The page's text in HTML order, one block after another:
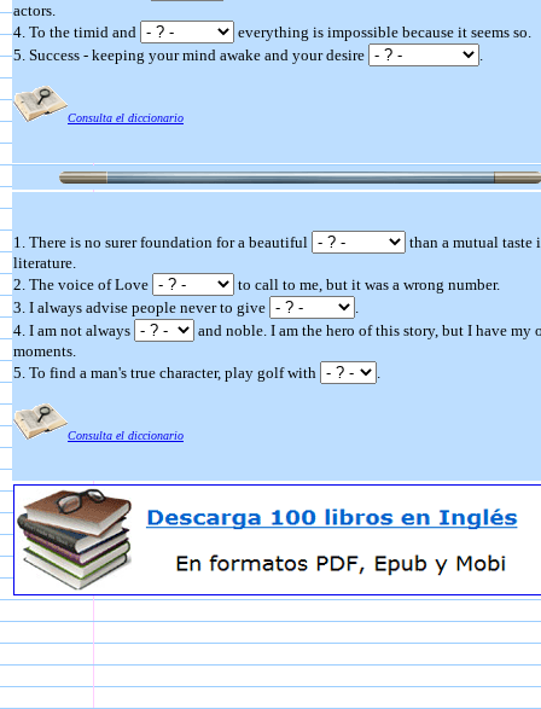
actors.
4. To the timid and
everything is impossible because it seems so.
5. Success - keeping your mind awake and your desire
.
Consulta el diccionario
1. There is no surer foundation for a beautiful
than a mutual taste
literature.
2. The voice of Love
to call to me, but it was a wrong number.
3. I always advise people never to give
.
4. I am not always
and noble. I am the hero of this story, but I have my
moments.
5. To find a man's true character, play golf with
.
Consulta el diccionario